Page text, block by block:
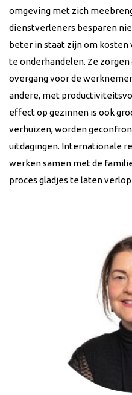
omgeving met zich
dienstverleners besparen
beter in staat zijn om kosten
te onderhandelen. Ze
overgang voor de
andere, met
effect op gezinnen is ook
verhuizen, worden
uitdagingen. Internationale
werken samen met de
proces gladjes te laten